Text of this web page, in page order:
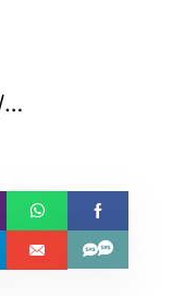
https://www.tornosnews.gr/mobile/epixeiriseis/hotels/76192-saronei-h-ellada-ta-vraveia-kai-sto-amerikaniko-cn-traveler-%E2%80%93-poia-nhsia-kai-xenodocheia-elampsan-to-2025.html